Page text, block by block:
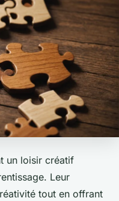
un loisir créatif
Leur
tout en offrant